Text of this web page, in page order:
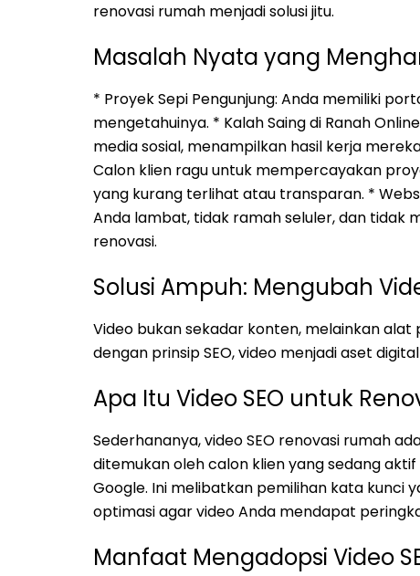
renovasi rumah menjadi solusi jitu.
Masalah Nyata yang
* Proyek Sepi Pengunjung: Anda memiliki
mengetahuinya. * Kalah Saing di Ranah
media sosial, menampilkan hasil kerja
Calon klien ragu untuk mempercayakan
yang kurang terlihat atau transparan. *
Anda lambat, tidak ramah seluler, dan tidak
renovasi.
Solusi Ampuh: Mengubah
Video bukan sekadar konten, melainkan
dengan prinsip SEO, video menjadi aset
Apa Itu Video SEO untuk
Sederhananya, video SEO renovasi rumah
ditemukan oleh calon klien yang sedang
Google. Ini melibatkan pemilihan kata kunci
optimasi agar video Anda mendapat
Manfaat Mengadopsi Video